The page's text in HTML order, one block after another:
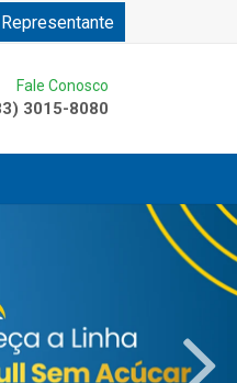
Fale Conosco
3015-8080